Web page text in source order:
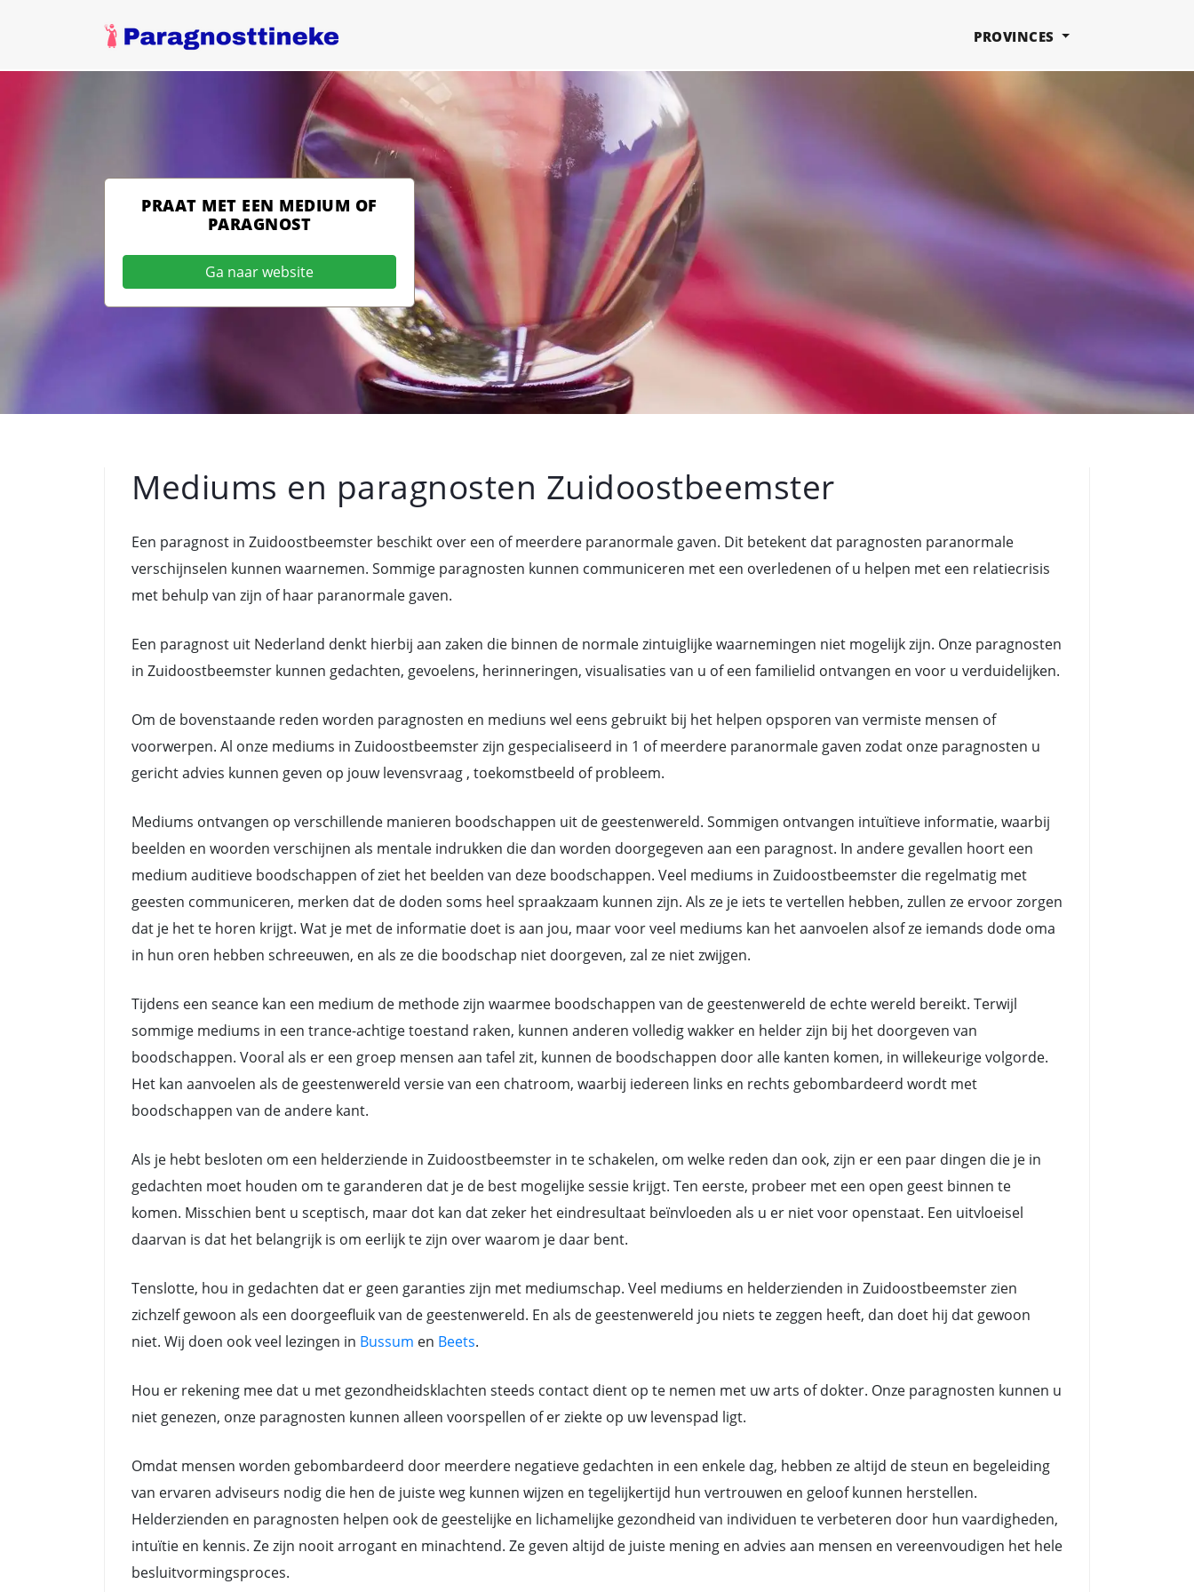
PROVINCES
PRAAT MET EEN MEDIUM OF
PARAGNOST
Ga naar website
Mediums en paragnosten Zuidoostbeemster
Een paragnost in Zuidoostbeemster beschikt over een of meerdere paranormale gaven. Dit betekent dat paragnosten paranormale
verschijnselen kunnen waarnemen. Sommige paragnosten kunnen communiceren met een overledenen of u helpen met een relatiecrisis
met behulp van zijn of haar paranormale gaven.
Een paragnost uit Nederland denkt hierbij aan zaken die binnen de normale zintuiglijke waarnemingen niet mogelijk zijn. Onze paragnosten
in Zuidoostbeemster kunnen gedachten, gevoelens, herinneringen, visualisaties van u of een familielid ontvangen en voor u verduidelijken.
Om de bovenstaande reden worden paragnosten en mediuns wel eens gebruikt bij het helpen opsporen van vermiste mensen of
voorwerpen. Al onze mediums in Zuidoostbeemster zijn gespecialiseerd in 1 of meerdere paranormale gaven zodat onze paragnosten u
gericht advies kunnen geven op jouw levensvraag , toekomstbeeld of probleem.
Mediums ontvangen op verschillende manieren boodschappen uit de geestenwereld. Sommigen ontvangen intuïtieve informatie, waarbij
beelden en woorden verschijnen als mentale indrukken die dan worden doorgegeven aan een paragnost. In andere gevallen hoort een
medium auditieve boodschappen of ziet het beelden van deze boodschappen. Veel mediums in Zuidoostbeemster die regelmatig met
geesten communiceren, merken dat de doden soms heel spraakzaam kunnen zijn. Als ze je iets te vertellen hebben, zullen ze ervoor zorgen
dat je het te horen krijgt. Wat je met de informatie doet is aan jou, maar voor veel mediums kan het aanvoelen alsof ze iemands dode oma
in hun oren hebben schreeuwen, en als ze die boodschap niet doorgeven, zal ze niet zwijgen.
Tijdens een seance kan een medium de methode zijn waarmee boodschappen van de geestenwereld de echte wereld bereikt. Terwijl
sommige mediums in een trance-achtige toestand raken, kunnen anderen volledig wakker en helder zijn bij het doorgeven van
boodschappen. Vooral als er een groep mensen aan tafel zit, kunnen de boodschappen door alle kanten komen, in willekeurige volgorde.
Het kan aanvoelen als de geestenwereld versie van een chatroom, waarbij iedereen links en rechts gebombardeerd wordt met
boodschappen van de andere kant.
Als je hebt besloten om een helderziende in Zuidoostbeemster in te schakelen, om welke reden dan ook, zijn er een paar dingen die je in
gedachten moet houden om te garanderen dat je de best mogelijke sessie krijgt. Ten eerste, probeer met een open geest binnen te
komen. Misschien bent u sceptisch, maar dot kan dat zeker het eindresultaat beïnvloeden als u er niet voor openstaat. Een uitvloeisel
daarvan is dat het belangrijk is om eerlijk te zijn over waarom je daar bent.
Tenslotte, hou in gedachten dat er geen garanties zijn met mediumschap. Veel mediums en helderzienden in Zuidoostbeemster zien
zichzelf gewoon als een doorgeefluik van de geestenwereld. En als de geestenwereld jou niets te zeggen heeft, dan doet hij dat gewoon
niet. Wij doen ook veel lezingen in Bussum en Beets.
Hou er rekening mee dat u met gezondheidsklachten steeds contact dient op te nemen met uw arts of dokter. Onze paragnosten kunnen u
niet genezen, onze paragnosten kunnen alleen voorspellen of er ziekte op uw levenspad ligt.
Omdat mensen worden gebombardeerd door meerdere negatieve gedachten in een enkele dag, hebben ze altijd de steun en begeleiding
van ervaren adviseurs nodig die hen de juiste weg kunnen wijzen en tegelijkertijd hun vertrouwen en geloof kunnen herstellen.
Helderzienden en paragnosten helpen ook de geestelijke en lichamelijke gezondheid van individuen te verbeteren door hun vaardigheden,
intuïtie en kennis. Ze zijn nooit arrogant en minachtend. Ze geven altijd de juiste mening en advies aan mensen en vereenvoudigen het hele
besluitvormingsproces.